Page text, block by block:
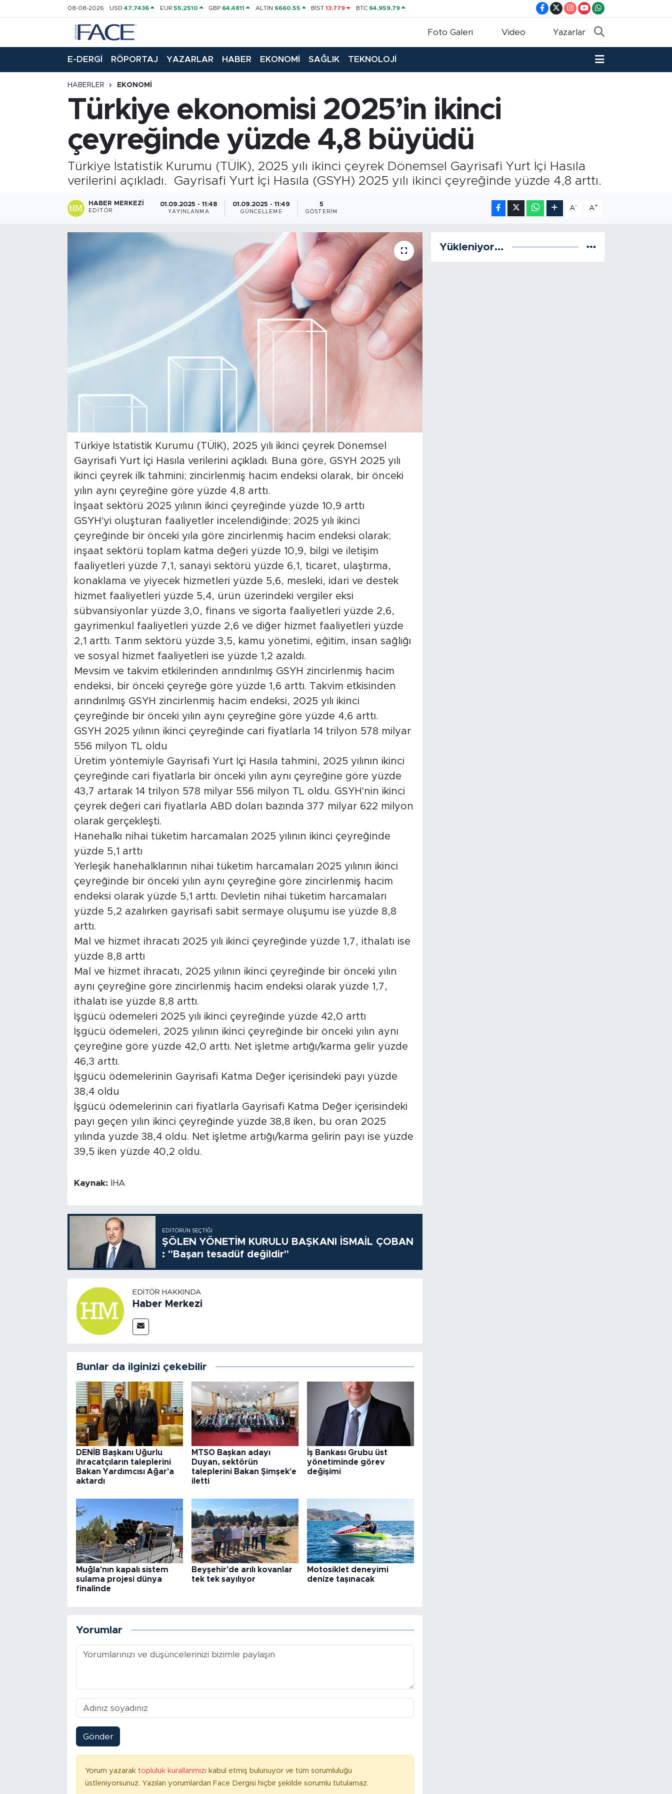
08-08-2026 USD47,7436 EUR 55,2510 GBP 64,4811 ALTIN 6660.55 BİST13.779 BTC 64.959,79
Foto Galeri Video Yazarlar
E-DERGİ RÖPORTAJ YAZARLAR HABER EKONOMİ SAĞLIK TEKNOLOJİ
HABERLER EKONOMI
Türkiye ekonomisi 2025’in ikinci
çeyreğinde yüzde 4,8 büyüdü
Türkiye İstatistik Kurumu (TÜİK), 2025 yılı ikinci çeyrek Dönemsel Gayrisafi Yurt İçi Hasıla
verilerini açıkladı. Gayrisafi Yurt İçi Hasıla (GSYH) 2025 yılı ikinci çeyreğinde yüzde 4,8 arttı.
HABER MERKEZI
EDITÖR
01.09.2025 - 11:48
YAYINLANMA
01.09.2025 - 11:49
GÜNCELLEME
5
GÖSTERIM
A- A+
Türkiye İstatistik Kurumu (TÜİK), 2025 yılı ikinci çeyrek Dönemsel
Gayrisafi Yurt İçi Hasıla verilerini açıkladı. Buna göre, GSYH 2025 yılı
ikinci çeyrek ilk tahmini; zincirlenmiş hacim endeksi olarak, bir önceki
yılın aynı çeyreğine göre yüzde 4,8 arttı.
İnşaat sektörü 2025 yılının ikinci çeyreğinde yüzde 10,9 arttı
GSYH'yi oluşturan faaliyetler incelendiğinde; 2025 yılı ikinci
çeyreğinde bir önceki yıla göre zincirlenmiş hacim endeksi olarak;
inşaat sektörü toplam katma değeri yüzde 10,9, bilgi ve iletişim
faaliyetleri yüzde 7,1, sanayi sektörü yüzde 6,1, ticaret, ulaştırma,
konaklama ve yiyecek hizmetleri yüzde 5,6, mesleki, idari ve destek
hizmet faaliyetleri yüzde 5,4, ürün üzerindeki vergiler eksi
sübvansiyonlar yüzde 3,0, finans ve sigorta faaliyetleri yüzde 2,6,
gayrimenkul faaliyetleri yüzde 2,6 ve diğer hizmet faaliyetleri yüzde
2,1 arttı. Tarım sektörü yüzde 3,5, kamu yönetimi, eğitim, insan sağlığı
ve sosyal hizmet faaliyetleri ise yüzde 1,2 azaldı.
Mevsim ve takvim etkilerinden arındırılmış GSYH zincirlenmiş hacim
endeksi, bir önceki çeyreğe göre yüzde 1,6 arttı. Takvim etkisinden
arındırılmış GSYH zincirlenmiş hacim endeksi, 2025 yılı ikinci
çeyreğinde bir önceki yılın aynı çeyreğine göre yüzde 4,6 arttı.
GSYH 2025 yılının ikinci çeyreğinde cari fiyatlarla 14 trilyon 578 milyar
556 milyon TL oldu
Üretim yöntemiyle Gayrisafi Yurt İçi Hasıla tahmini, 2025 yılının ikinci
çeyreğinde cari fiyatlarla bir önceki yılın aynı çeyreğine göre yüzde
43,7 artarak 14 trilyon 578 milyar 556 milyon TL oldu. GSYH'nin ikinci
çeyrek değeri cari fiyatlarla ABD doları bazında 377 milyar 622 milyon
olarak gerçekleşti.
Hanehalkı nihai tüketim harcamaları 2025 yılının ikinci çeyreğinde
yüzde 5,1 arttı
Yerleşik hanehalklarının nihai tüketim harcamaları 2025 yılının ikinci
çeyreğinde bir önceki yılın aynı çeyreğine göre zincirlenmiş hacim
endeksi olarak yüzde 5,1 arttı. Devletin nihai tüketim harcamaları
yüzde 5,2 azalırken gayrisafi sabit sermaye oluşumu ise yüzde 8,8
arttı.
Mal ve hizmet ihracatı 2025 yılı ikinci çeyreğinde yüzde 1,7, ithalatı ise
yüzde 8,8 arttı
Mal ve hizmet ihracatı, 2025 yılının ikinci çeyreğinde bir önceki yılın
aynı çeyreğine göre zincirlenmiş hacim endeksi olarak yüzde 1,7,
ithalatı ise yüzde 8,8 arttı.
İşgücü ödemeleri 2025 yılı ikinci çeyreğinde yüzde 42,0 arttı
İşgücü ödemeleri, 2025 yılının ikinci çeyreğinde bir önceki yılın aynı
çeyreğine göre yüzde 42,0 arttı. Net işletme artığı/karma gelir yüzde
46,3 arttı.
İşgücü ödemelerinin Gayrisafi Katma Değer içerisindeki payı yüzde
38,4 oldu
İşgücü ödemelerinin cari fiyatlarla Gayrisafi Katma Değer içerisindeki
payı geçen yılın ikinci çeyreğinde yüzde 38,8 iken, bu oran 2025
yılında yüzde 38,4 oldu. Net işletme artığı/karma gelirin payı ise yüzde
39,5 iken yüzde 40,2 oldu.
Kaynak: İHA
EDITÖRÜN SEÇTIĞI
ŞÖLEN YÖNETİM KURULU BAŞKANI İSMAİL ÇOBAN
: "Başarı tesadüf değildir"
EDITÖR HAKKINDA
Haber Merkezi
Bunlar da ilginizi çekebilir
DENİB Başkanı Uğurlu
ihracatçıların taleplerini
Bakan Yardımcısı Ağar'a
aktardı
MTSO Başkan adayı
Duyan, sektörün
taleplerini Bakan Şimşek'e
iletti
İş Bankası Grubu üst
yönetiminde görev
değişimi
Muğla'nın kapalı sistem
sulama projesi dünya
finalinde
Beyşehir'de arılı kovanlar
tek tek sayılıyor
Motosiklet deneyimi
denize taşınacak
Yorumlar
Gönder
Yorum yazarak topluluk kurallarımızı kabul etmiş bulunuyor ve tüm sorumluluğu
üstleniyorsunuz. Yazılan yorumlardan Face Dergisi hiçbir şekilde sorumlu tutulamaz.
Yükleniyor...
Nöbetçi Eczaneler
Hava Durumu
Trafik Durumu
Süper Lig Puan Durumu ve Fikstür
Tüm Manşetler
Son Dakika Haberleri